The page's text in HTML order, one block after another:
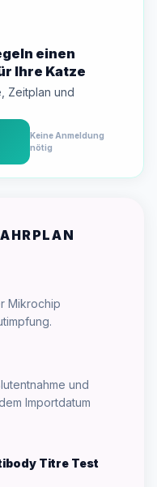
einen
Ihre Katze
Zeitplan und
Keine Anmeldung
nötig
Mikrochip
und
Importdatum
Titre Test